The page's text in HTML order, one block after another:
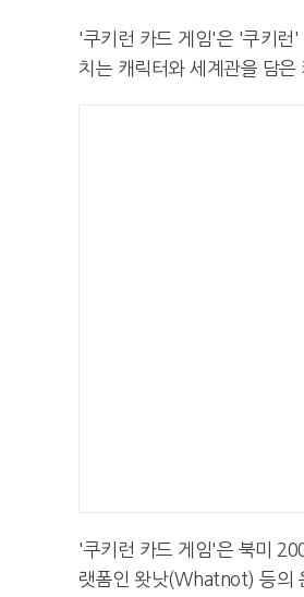
'쿠키런 카드 게임'은 '쿠키런'
치는 캐릭터와 세계관을 담은
'쿠키런 카드 게임'은 북미
랫폼인 왓낫(Whatnot) 등의